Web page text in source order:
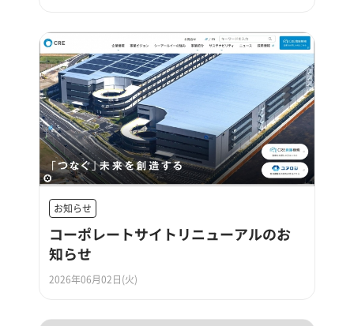
お知らせ
コーポレートサイトリニューアルのお
知らせ
2026年06月02日(火)